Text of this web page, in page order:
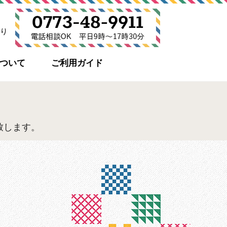
いて ご利用ガイド
ます。